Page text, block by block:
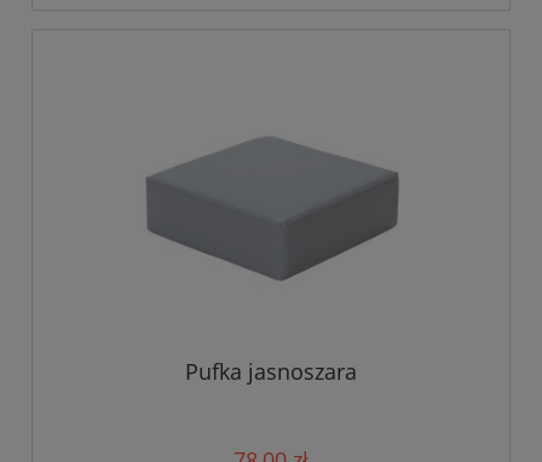
Pufka jasnoszara